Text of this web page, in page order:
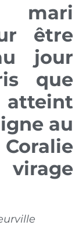
mari
être
jour
que
au